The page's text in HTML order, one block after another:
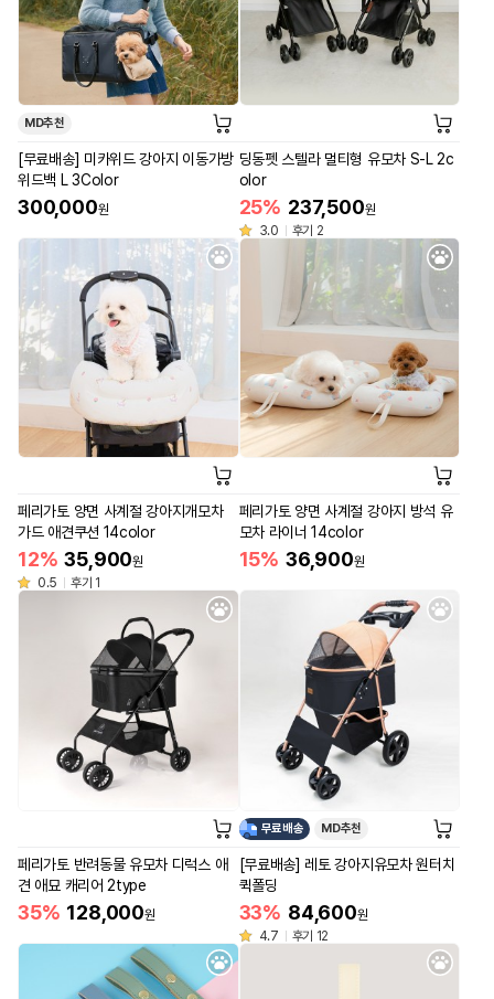
MD추천
[무료배송] 미카위드 강아지 이동가방
위드백 L 3Color
300,000원
딩동펫 스텔라 멀티형 유모차 S-L 2c
olor
25% 237,500원
3.0
후기 2
페리가토 양면 사계절 강아지개모차
가드 애견쿠션 14color
12% 35,900원
0.5
후기 1
페리가토 양면 사계절 강아지 방석 유
모차 라이너 14color
15% 36,900원
페리가토 반려동물 유모차 디럭스 애
견 애묘 캐리어 2type
35% 128,000원
무료배송 MD추천
[무료배송] 레토 강아지유모차 원터치
퀵폴딩
33% 84,600원
4.7
후기 12